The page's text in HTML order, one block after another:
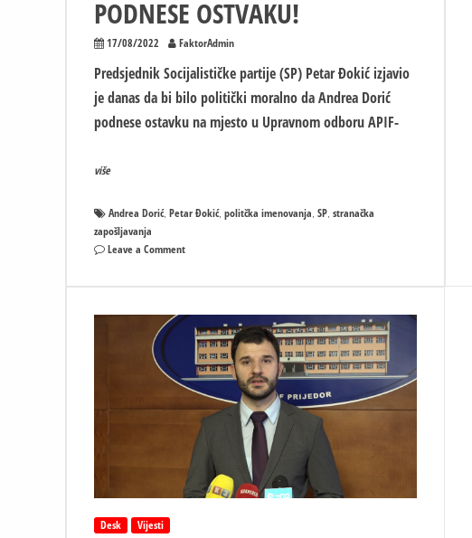
PODNESE OSTVAKU!
17/08/2022 FaktorAdmin
Predsjednik Socijalističke partije (SP) Petar Đokić izjavio
je danas da bi bilo politički moralno da Andrea Dorić
podnese ostavku na mjesto u Upravnom odboru APIF-
više
Andrea Dorić, Petar Đokić, politčka imenovanja, SP, stranačka
zapošljavanja
Leave a Commenton
Đokić
Andrei
Dodrić
BILO
BI
MORALNO
PODNESE
OSTVAKU!
Desk Vijesti